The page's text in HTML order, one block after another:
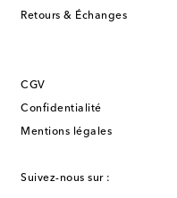
Retours & Échanges
CGV
Confidentialité
Mentions légales
Suivez-nous sur :